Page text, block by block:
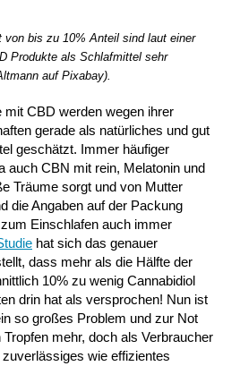
von bis zu 10% Anteil sind laut einer
Produkte als Schlafmittel sehr
auf Pixabay).
mit CBD werden wegen ihrer
gerade als natürliches und gut
geschätzt. Immer häufiger
auch CBN mit rein, Melatonin und
Träume sorgt und von Mutter
die Angaben auf der Packung
Einschlafen auch immer
hat sich das genauer
dass mehr als die Hälfte der
10% zu wenig Cannabidiol
drin hat als versprochen! Nun ist
so großes Problem und zur Not
mehr, doch als Verbraucher
wie effizientes